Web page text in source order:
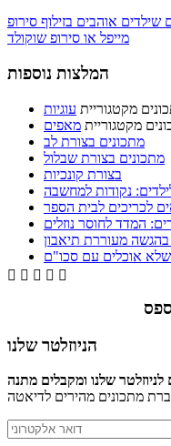
שילדים אוהבים בזילוף סירופ
מייפל או סירופ שוקולד
המלצות נוספות
מקטגוריית עוגיות
מקטגוריית מאפים
מתכונים בצורת לב
מתכונים בצורת שבלול
בצורת קונכיות
נקודות למחשבה
לכריכים לבית הספר
שלא אוכלים עם סכו"ם
    
הניוזלטר שלנו
לניוזלטר שלנו ומקבלים מתנה